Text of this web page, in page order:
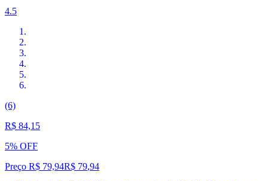
4.5
(6)
R$ 84,15
5% OFF
Preço R$ 79,94R$ 79,94